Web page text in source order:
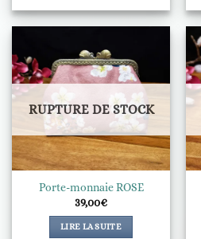
RUPTURE DE STOCK
Porte-monnaie ROSE
39,00€
LIRE LA SUITE